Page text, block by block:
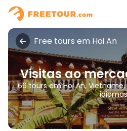
Free tours em Hoi An
Visitas ao
66 tours em Hoi An,
idiomas